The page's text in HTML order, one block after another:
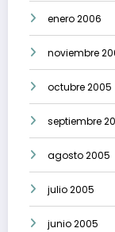
enero 2006
noviembre
octubre 2005
septiembre
agosto 2005
julio 2005
junio 2005